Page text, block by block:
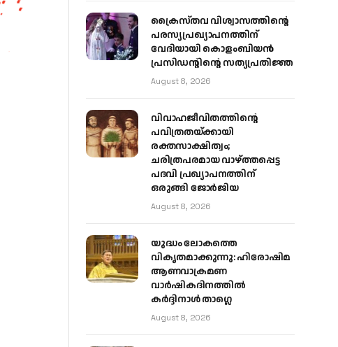
ക്രൈസ്തവ വിശ്വാസത്തിന്റെ
പരസ്യപ്രഖ്യാപനത്തിന്
വേദിയായി കൊളംബിയൻ
പ്രസിഡന്റിന്റെ സത്യപ്രതിജ്ഞ
August 8, 2026
വിവാഹജീവിതത്തിന്റെ
പവിത്രതയ്ക്കായി
രക്തസാക്ഷിത്വം;
ചരിത്രപരമായ വാഴ്ത്തപ്പെട്ട
പദവി പ്രഖ്യാപനത്തിന്
ഒരുങ്ങി ജോര്‍ജിയ
August 8, 2026
യുദ്ധം ലോകത്തെ
വികൃതമാക്കുന്നു: ഹിരോഷിമ
ആണവാക്രമണ
വാർഷികദിനത്തിൽ
കർദ്ദിനാൾ താഗ്ലെ
August 8, 2026